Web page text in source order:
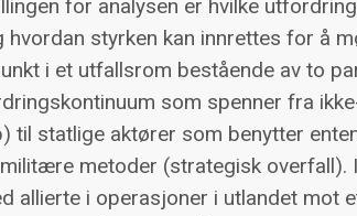
for analysen er hvilke
hvordan styrken kan innrettes for å
i et utfallsrom bestående av to
som spenner fra
til statlige aktører som benytter
metoder (strategisk overfall).
allierte i operasjoner i utlandet mot